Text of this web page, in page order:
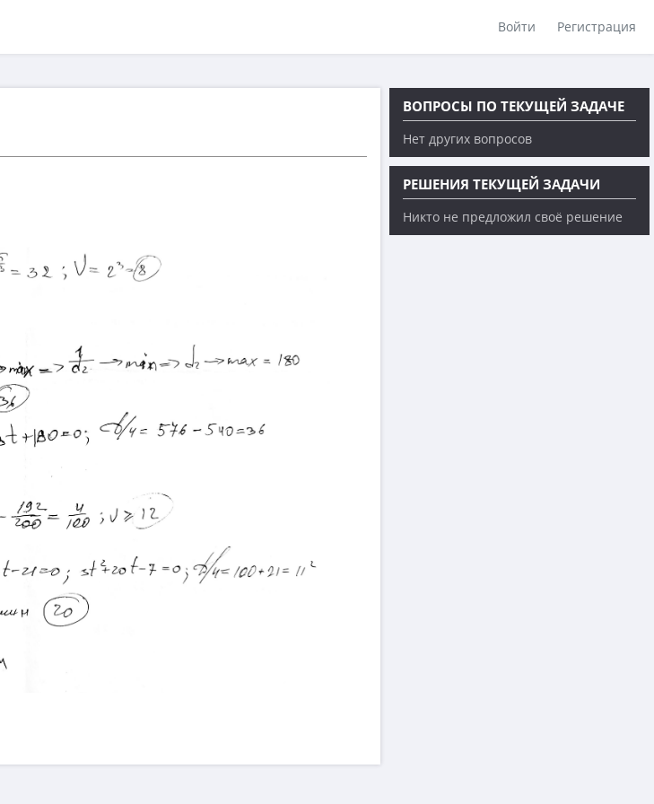
Войти Регистрация
ВОПРОСЫ ПО ТЕКУЩЕЙ ЗАДАЧЕ
Нет других вопросов
РЕШЕНИЯ ТЕКУЩЕЙ ЗАДАЧИ
Никто не предложил своё решение